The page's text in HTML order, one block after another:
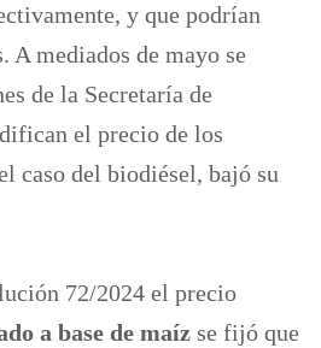
y que podrían
A mediados de mayo se
de la Secretaría de
el precio de los
caso del biodiésel, bajó su
72/2024 el precio
a base de maízse fijó que